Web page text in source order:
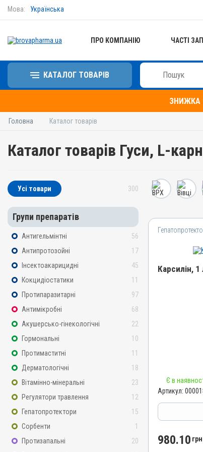
Мова: Українська
ПРО КОМПАНІЮ ЧАСТІ
КАТАЛОГ ТОВАРІВ
ЗНИЖКА
Головна Каталог товарів
Каталог товарів Гуси, L-
Усі товари 300
Групи препаратів
Антигельмінтні
56
Антипротозойні
17
Інсектоакарицидні
45
Кокцидіостатики
11
Протипаразитарні
97
Антимікробні
68
Акушерсько-гінекологічні
22
Гормональні
10
Протимаститні
11
Дерматологічні
18
Вітамінно-мінеральні
23
Регулятори травлення
12
Гепатопротектори
15
Сорбенти
1
Протизапальні
20
Карсилін,
d-UA-10-20
Групи
Лікарська
Є в
Артикул:
980.10 грн